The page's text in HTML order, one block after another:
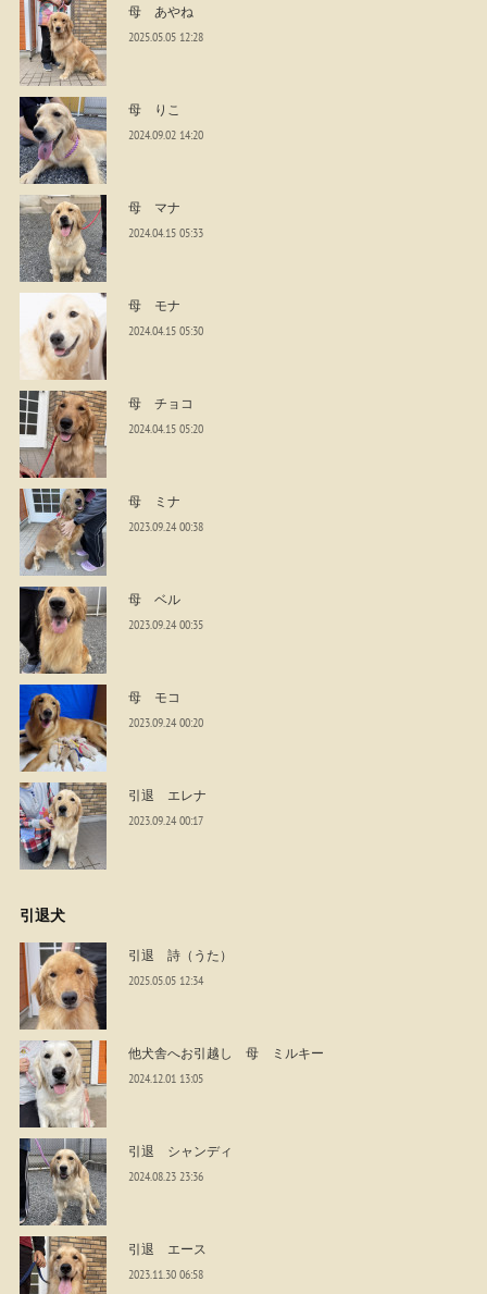
母 あやね
2025.05.05 12:28
母 りこ
2024.09.02 14:20
母 マナ
2024.04.15 05:33
母 モナ
2024.04.15 05:30
母 チョコ
2024.04.15 05:20
母 ミナ
2023.09.24 00:38
母 ベル
2023.09.24 00:35
母 モコ
2023.09.24 00:20
引退 エレナ
2023.09.24 00:17
引退犬
引退 詩（うた）
2025.05.05 12:34
他犬舎へお引越し 母 ミルキー
2024.12.01 13:05
引退 シャンディ
2024.08.23 23:36
引退 エース
2023.11.30 06:58